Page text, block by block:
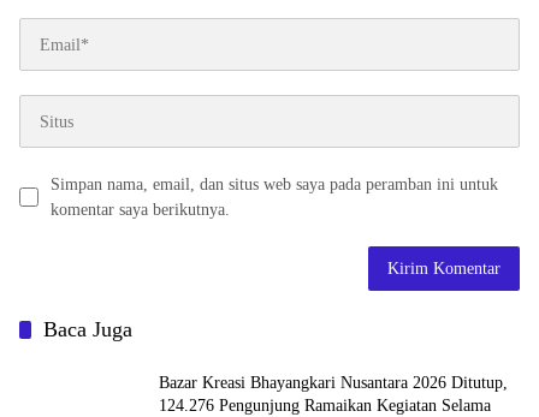
Simpan nama, email, dan situs web saya pada peramban ini untuk
komentar saya berikutnya.
Baca Juga
Bazar Kreasi Bhayangkari Nusantara 2026 Ditutup,
124.276 Pengunjung Ramaikan Kegiatan Selama